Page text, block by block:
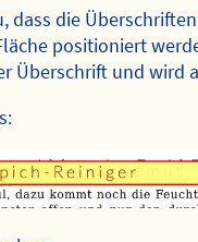
dass die
positioniert
Überschrift und wird